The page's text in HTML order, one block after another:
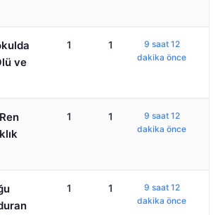
ve
1 1
9 saat 12
dakika önce
1 1
9 saat 12
dakika önce
1 1
9 saat 12
dakika önce